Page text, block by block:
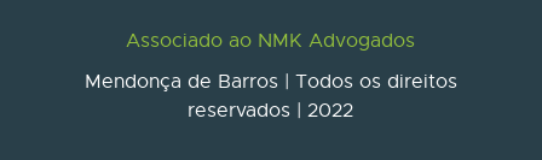
Associado ao NMK Advogados
Mendonça de Barros | Todos os direitos
reservados | 2022